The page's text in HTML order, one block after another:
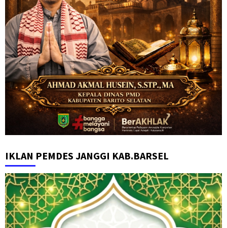
IKLAN PEMDES JANGGI KAB.BARSEL